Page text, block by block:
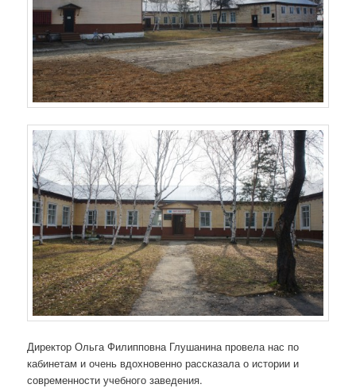
Директор Ольга Филипповна Глушанина провела нас по
кабинетам и очень вдохновенно рассказала о истории и
современности учебного заведения.